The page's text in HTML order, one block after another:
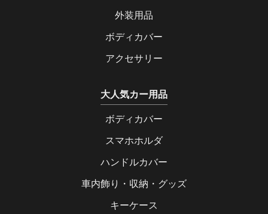
外装用品
ボディカバー
アクセサリー
大人気カー用品
ボディカバー
スマホホルダ
ハンドルカバー
車内飾り・収納・グッズ
キーケース